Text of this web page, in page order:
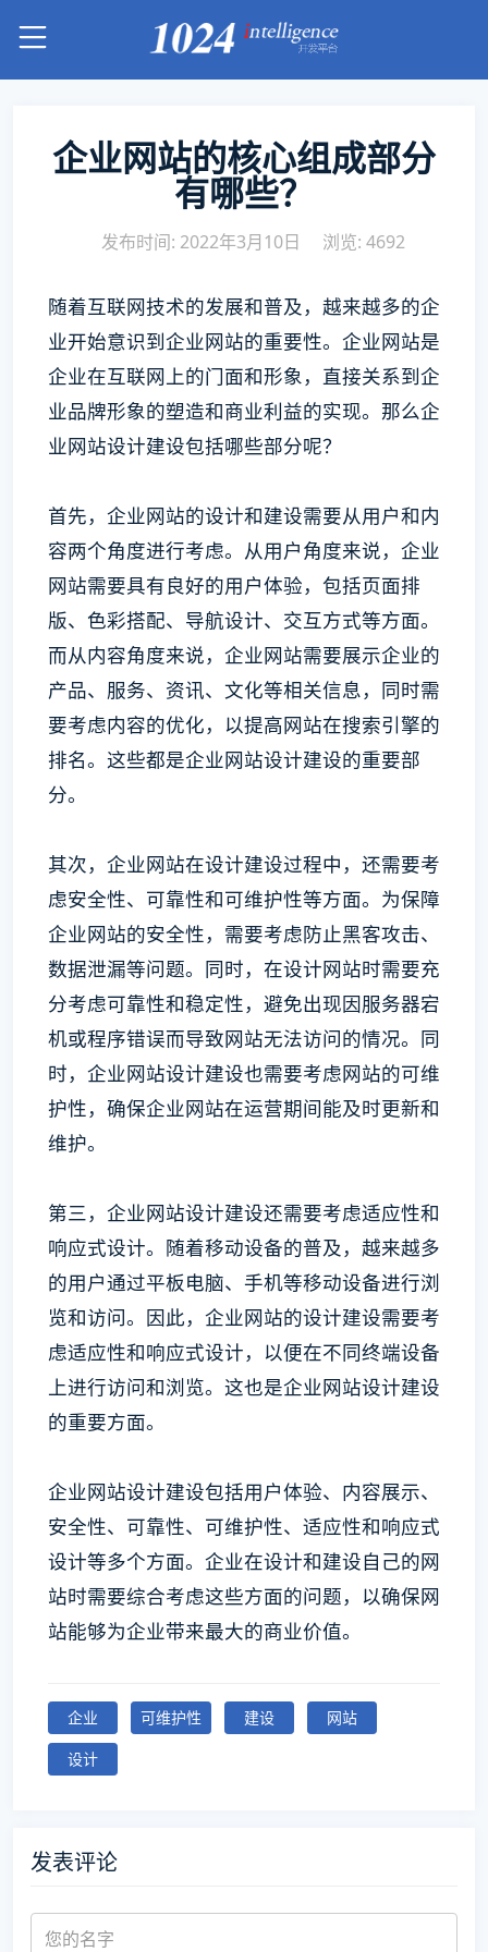
企业网站的核心组成部分
有哪些？
发布时间: 2022年3月10日 浏览: 4692
随着互联网技术的发展和普及，越来越多的企
业开始意识到企业网站的重要性。企业网站是
企业在互联网上的门面和形象，直接关系到企
业品牌形象的塑造和商业利益的实现。那么企
业网站设计建设包括哪些部分呢？
首先，企业网站的设计和建设需要从用户和内
容两个角度进行考虑。从用户角度来说，企业
网站需要具有良好的用户体验，包括页面排
版、色彩搭配、导航设计、交互方式等方面。
而从内容角度来说，企业网站需要展示企业的
产品、服务、资讯、文化等相关信息，同时需
要考虑内容的优化，以提高网站在搜索引擎的
排名。这些都是企业网站设计建设的重要部
分。
其次，企业网站在设计建设过程中，还需要考
虑安全性、可靠性和可维护性等方面。为保障
企业网站的安全性，需要考虑防止黑客攻击、
数据泄漏等问题。同时，在设计网站时需要充
分考虑可靠性和稳定性，避免出现因服务器宕
机或程序错误而导致网站无法访问的情况。同
时，企业网站设计建设也需要考虑网站的可维
护性，确保企业网站在运营期间能及时更新和
维护。
第三，企业网站设计建设还需要考虑适应性和
响应式设计。随着移动设备的普及，越来越多
的用户通过平板电脑、手机等移动设备进行浏
览和访问。因此，企业网站的设计建设需要考
虑适应性和响应式设计，以便在不同终端设备
上进行访问和浏览。这也是企业网站设计建设
的重要方面。
企业网站设计建设包括用户体验、内容展示、
安全性、可靠性、可维护性、适应性和响应式
设计等多个方面。企业在设计和建设自己的网
站时需要综合考虑这些方面的问题，以确保网
站能够为企业带来最大的商业价值。
企业 可维护性 建设
网站
设计
发表评论